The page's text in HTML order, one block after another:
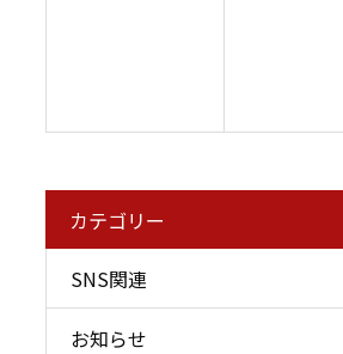
カテゴリー
SNS関連
お知らせ